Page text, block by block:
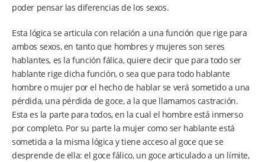
poder pensar las diferencias de los sexos.
Esta lógica se articula con relación a una función que rige para
ambos sexos, en tanto que hombres y mujeres son seres
hablantes, es la función fálica, quiere decir que para todo ser
hablante rige dicha función, o sea que para todo hablante
hombre o mujer por el hecho de hablar se verá sometido a una
pérdida, una pérdida de goce, a la que llamamos castración.
Esta es la parte para todos, en la cual el hombre está inmerso
por completo. Por su parte la mujer como ser hablante está
sometida a la misma lógica y tiene acceso al goce que se
desprende de ella: el goce fálico, un goce articulado a un límite,